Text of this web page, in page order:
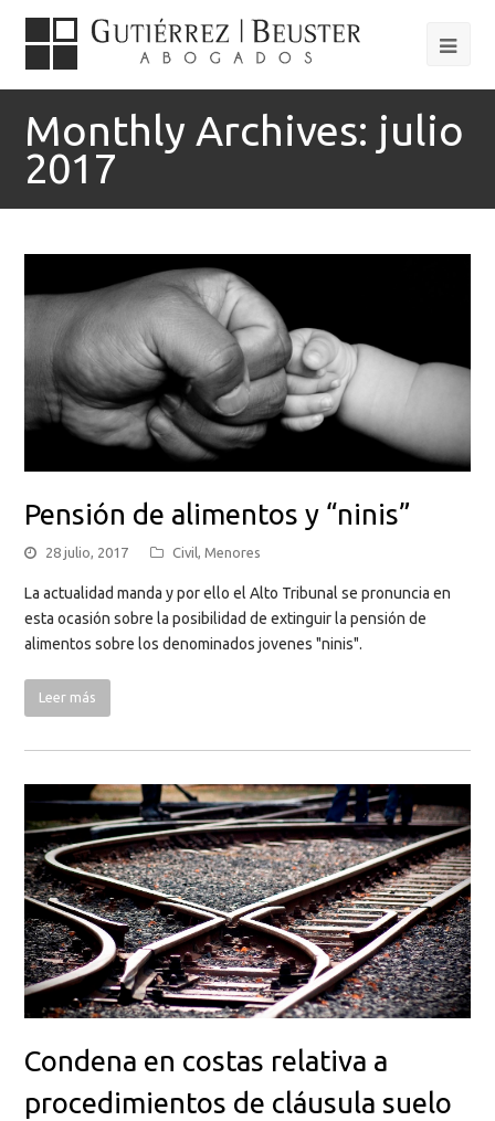
Monthly Archives: julio
2017
Pensión de alimentos y “ninis”
28 julio, 2017 Civil ,Menores
La actualidad manda y por ello el Alto Tribunal se pronuncia en
esta ocasión sobre la posibilidad de extinguir la pensión de
alimentos sobre los denominados jovenes "ninis".
Leer más
Condena en costas relativa a
procedimientos de cláusula suelo